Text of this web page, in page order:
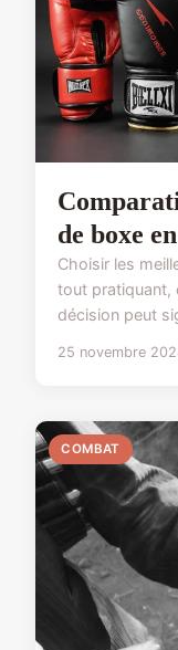
de boxe
Choisir les
tout pratiquant,
décision peut
25 novembre
COMBAT